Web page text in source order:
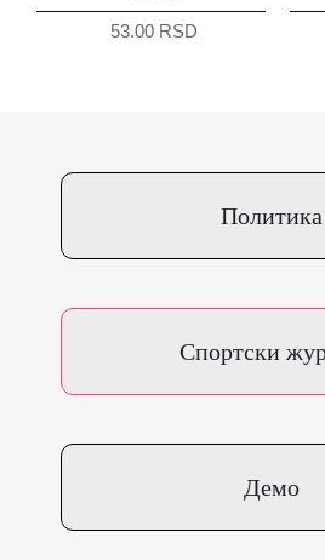
53.00 RSD
Политика
Спортски
Демо